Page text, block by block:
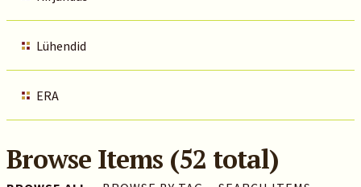
Lühendid
ERA
Browse Items (52 total)